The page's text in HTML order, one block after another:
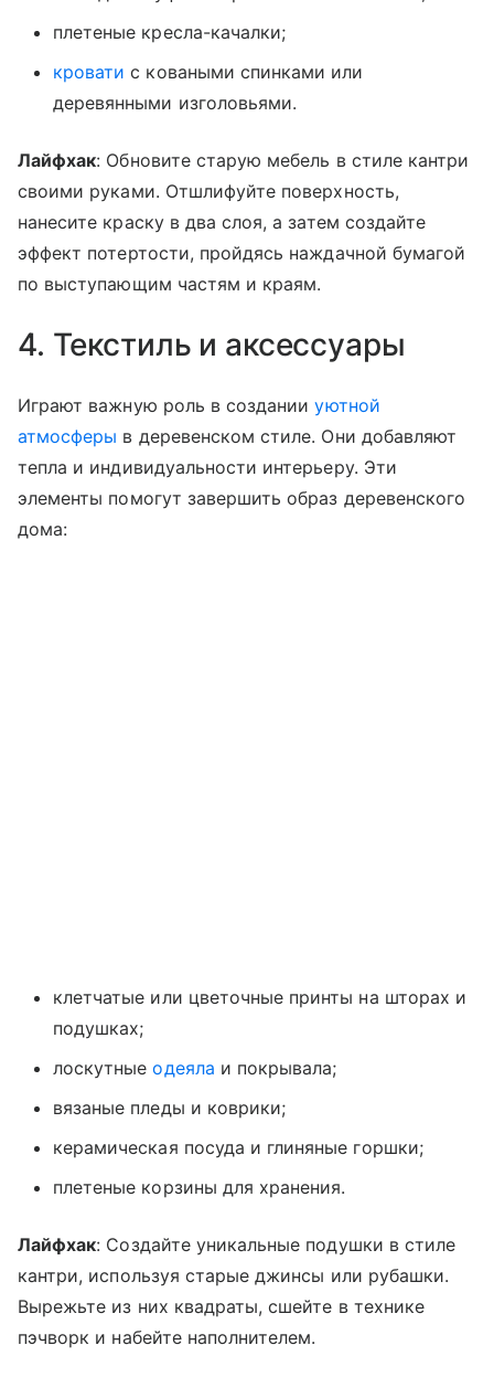
плетеные кресла-качалки;
кровати с коваными спинками или
деревянными изголовьями.
Лайфхак: Обновите старую мебель в стиле кантри
своими руками. Отшлифуйте поверхность,
нанесите краску в два слоя, а затем создайте
эффект потертости, пройдясь наждачной бумагой
по выступающим частям и краям.
4. Текстиль и аксессуары
Играют важную роль в созданииуютной
атмосферы в деревенском стиле. Они добавляют
тепла и индивидуальности интерьеру. Эти
элементы помогут завершить образ деревенского
дома:
клетчатые или цветочные принты на шторах и
подушках;
лоскутныеодеяла и покрывала;
вязаные пледы и коврики;
керамическая посуда и глиняные горшки;
плетеные корзины для хранения.
Лайфхак: Создайте уникальные подушки в стиле
кантри, используя старые джинсы или рубашки.
Вырежьте из них квадраты, сшейте в технике
пэчворк и набейте наполнителем.